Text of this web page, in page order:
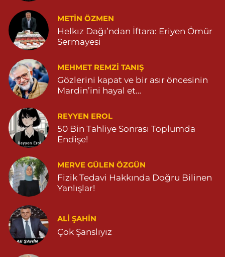
METIN ÖZMEN
Helkız Dağı’ndan İftara: Eriyen Ömür
Sermayesi
MEHMET REMZI TANIŞ
Gözlerini kapat ve bir asır öncesinin
Mardin’ini hayal et…
REYYEN EROL
50 Bin Tahliye Sonrası Toplumda
Endişe!
MERVE GÜLEN ÖZGÜN
Fizik Tedavi Hakkında Doğru Bilinen
Yanlışlar!
ALI ŞAHİN
Çok Şanslıyız